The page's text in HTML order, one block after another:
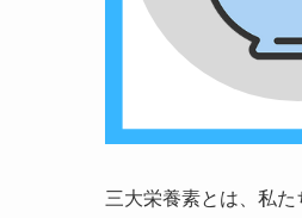
三大栄養素とは、私